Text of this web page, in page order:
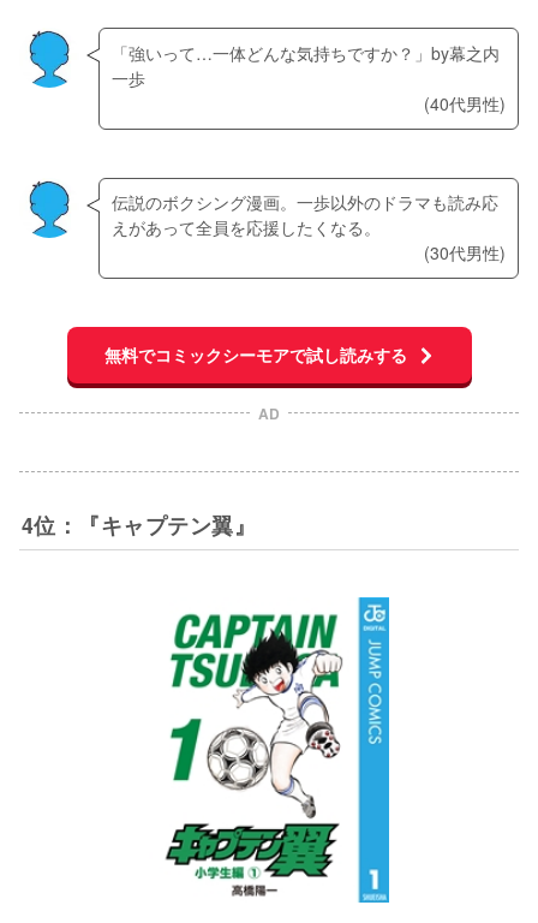
「強いって…一体どんな気持ちですか？」by幕之内
一歩
(40代男性)
伝説のボクシング漫画。一歩以外のドラマも読み応
えがあって全員を応援したくなる。
(30代男性)
無料でコミックシーモアで試し読みする
AD
4位：『キャプテン翼』